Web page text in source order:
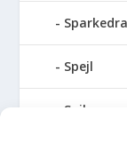
Spejl
Spil